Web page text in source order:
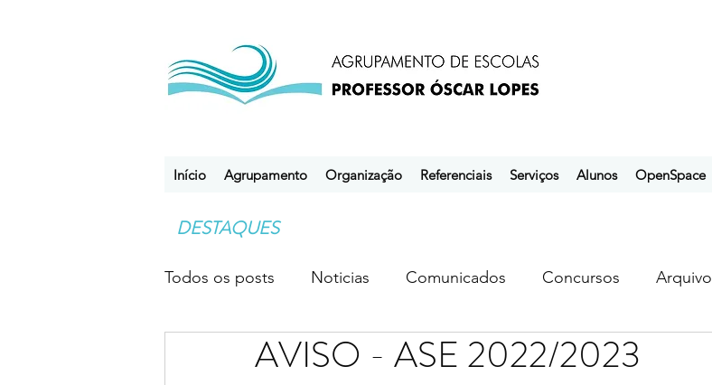
Início Agrupamento Organização Referenciais Serviços Alunos OpenSpace
DESTAQUES
Todos os posts Noticias Comunicados Concursos Arquivo
Desporto Escolar Clubes ebem ebpol ubuntu
AVISO - ASE 2022/2023